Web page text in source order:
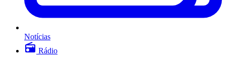
Notícias
Rádio